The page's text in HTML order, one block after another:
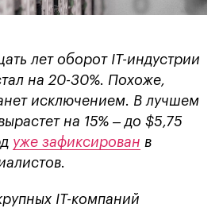
лет оборот IT-индустрии
на 20-30%. Похоже,
исключением. В лучшем
на 15% – до $5,75
уже зафиксирован в
IT-компаний